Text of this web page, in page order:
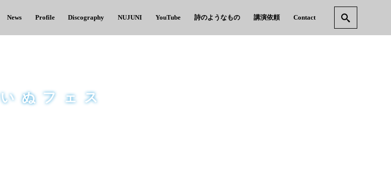
News Profile Discography NUJUNI YouTube 詩のようなもの 講演依頼 Contact
いぬフェス